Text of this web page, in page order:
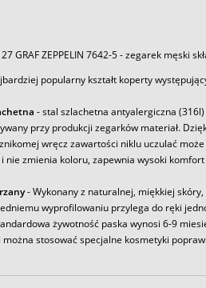
GRAF ZEPPELIN 7642-5 - zegarek męski
popularny kształt koperty
- stal szlachetna antyalergiczna
przy produkcji zegarków materiał.
wręcz zawartości niklu uczulać
nie zmienia koloru, zapewnia wysoki komfort
- Wykonany z naturalnej, miękkiej skóry,
wyprofilowaniu przylega do ręki
żywotność paska wynosi 6-9
można stosować specjalne kosmetyki